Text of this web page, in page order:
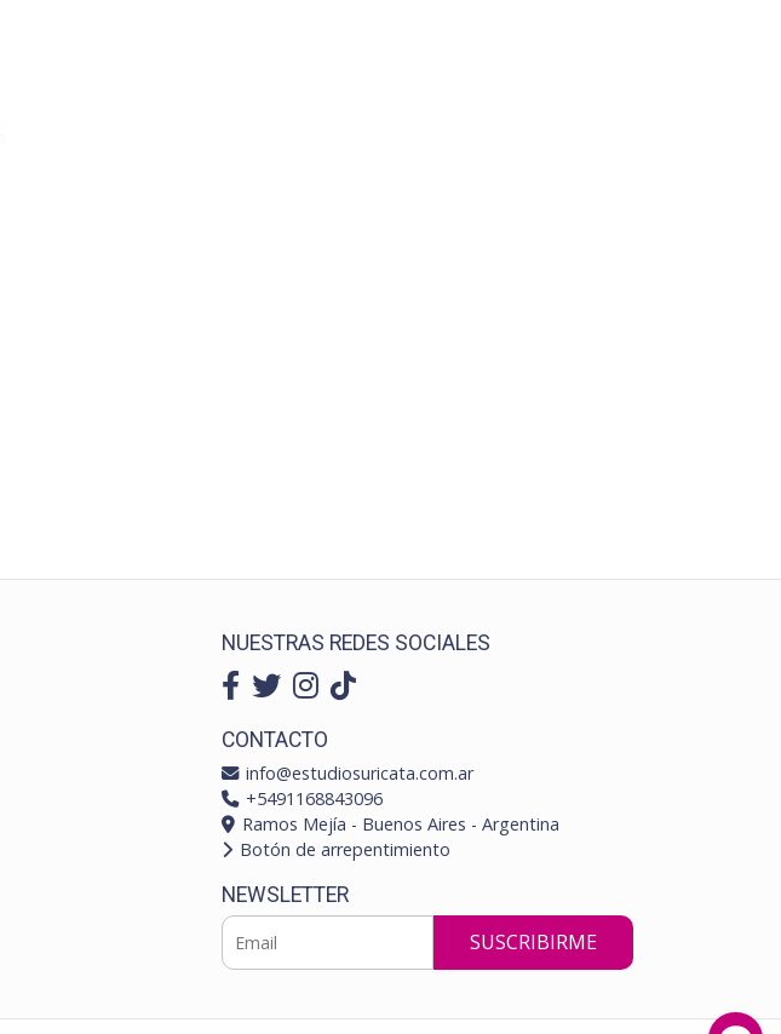
NUESTRAS REDES SOCIALES
CONTACTO
info@estudiosuricata.com.ar
+5491168843096
Ramos Mejía - Buenos Aires - Argentina
Botón de arrepentimiento
NEWSLETTER
SUSCRIBIRME